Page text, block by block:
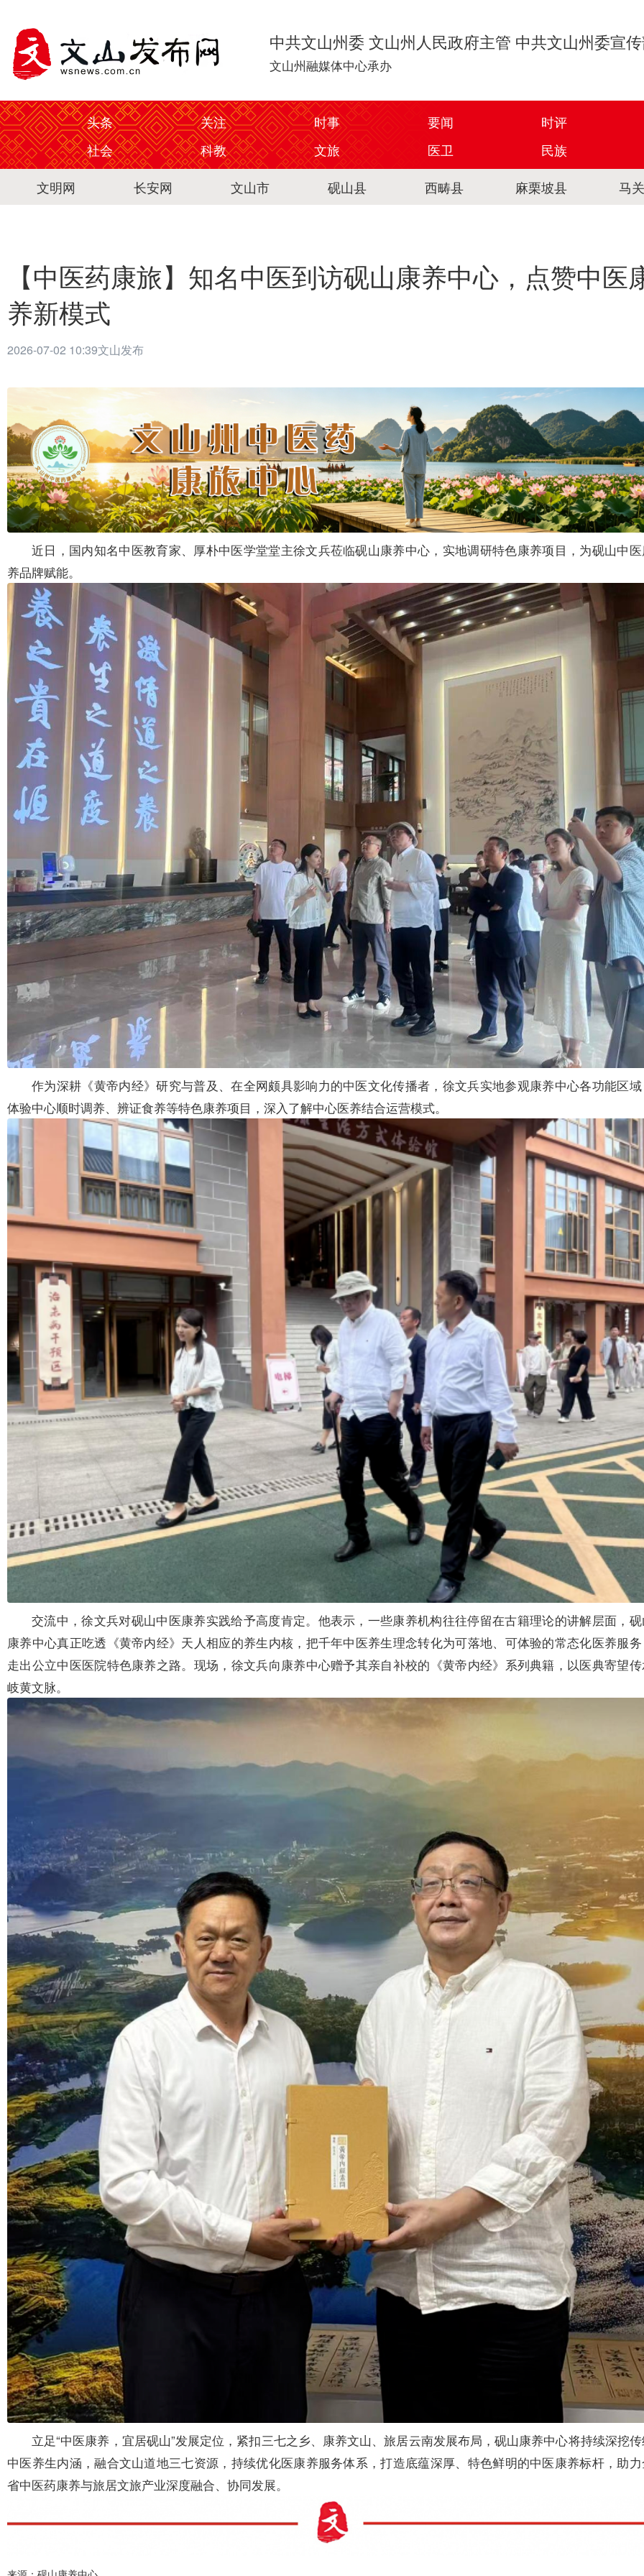
中共文山州委 文山州人民政府主管 中共文山州委宣
文山州融媒体中心承办
头条 关注 时事 要闻
时评
社会
科教 文旅 医卫
民族
文明网
长安网 文山市 砚山县 西畴县 麻栗坡县 马
【中医药康旅】知名中医到访砚山康养中心，点赞中医
养新模式
2026-07-02 10:39文山发布
近日，国内知名中医教育家、厚朴中医学堂堂主徐文兵莅临砚山康养中心，实地调研特色康养项目，为砚山中
养品牌赋能。
作为深耕《黄帝内经》研究与普及、在全网颇具影响力的中医文化传播者，徐文兵实地参观康养中心各功能区
体验中心顺时调养、辨证食养等特色康养项目，深入了解中心医养结合运营模式。
交流中，徐文兵对砚山中医康养实践给予高度肯定。他表示，一些康养机构往往停留在古籍理论的讲解层面，
康养中心真正吃透《黄帝内经》天人相应的养生内核，把千年中医养生理念转化为可落地、可体验的常态化医养服
走出公立中医医院特色康养之路。现场，徐文兵向康养中心赠予其亲自补校的《黄帝内经》系列典籍，以医典寄望
岐黄文脉。
立足“中医康养，宜居砚山”发展定位，紧扣三七之乡、康养文山、旅居云南发展布局，砚山康养中心将持续深挖
中医养生内涵，融合文山道地三七资源，持续优化医康养服务体系，打造底蕴深厚、特色鲜明的中医康养标杆，助
省中医药康养与旅居文旅产业深度融合、协同发展。